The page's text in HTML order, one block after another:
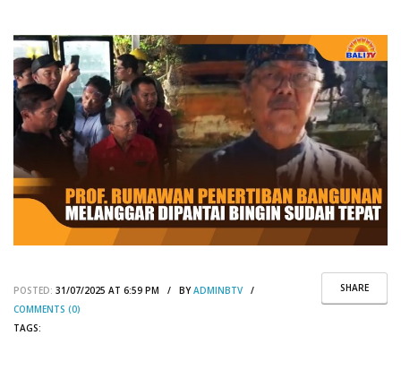
SHARE
POSTED: 31/07/2025 AT 6:59 PM / BYADMINBTV /
COMMENTS (0)
TAGS: